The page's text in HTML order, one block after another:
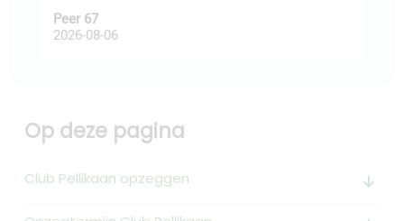
Peer 67
2026-08-06
Op deze pagina
Club Pellikaan opzeggen arrow_downward_alt